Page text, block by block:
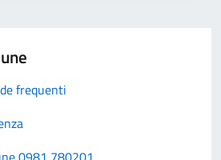
frequenti